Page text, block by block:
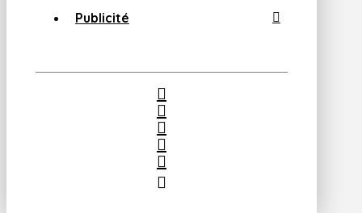
Publicité